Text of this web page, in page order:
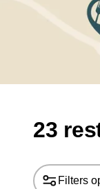
23
Filters